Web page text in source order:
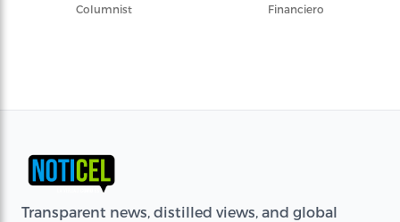
Columnist
Financiero
Transparent news, distilled views, and global